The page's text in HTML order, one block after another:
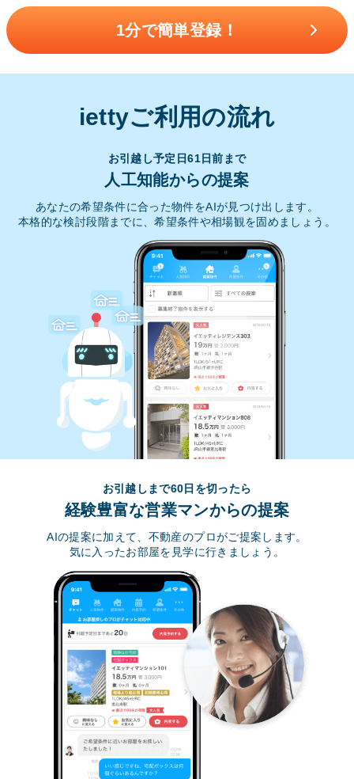
1分で簡単登録！
iettyご利用の流れ
お引越し予定日61日前まで
人工知能からの提案
あなたの希望条件に合った物件をAIが見つけ出します。
本格的な検討段階までに、希望条件や相場観を固めましょう。
お引越しまで60日を切ったら
経験豊富な営業マンからの提案
AIの提案に加えて、不動産のプロがご提案します。
気に入ったお部屋を見学に行きましょう。